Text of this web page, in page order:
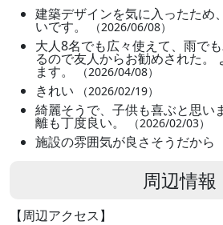
建築デザインを気に入ったため
いです。 （2026/06/08）
大人8名でも広々使えて、雨で
るので友人からお勧めされた。
ます。 （2026/04/08）
きれい （2026/02/19）
綺麗そうで、子供も喜ぶと思い
離も丁度良い。 （2026/02/03）
施設の雰囲気が良さそうだから
周辺情報
【周辺アクセス】